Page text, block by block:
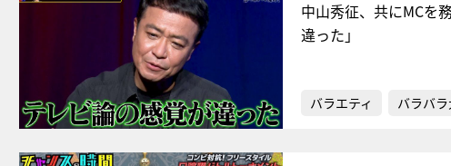
中山秀征、共にMCを
違った」
バラエティ バラバ